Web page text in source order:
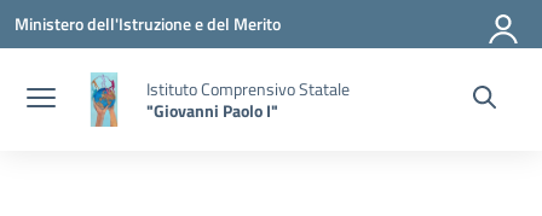
Vai ai contenuti
Vai al menu di navigazione
Vai al footer
Ministero dell'Istruzione e del Merito
Istituto Comprensivo Statale
"Giovanni Paolo I"